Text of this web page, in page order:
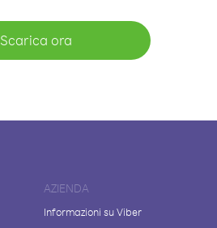
Scarica ora
AZIENDA
Informazioni su Viber